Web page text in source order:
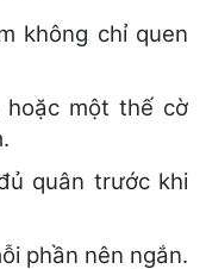
không chỉ quen
hoặc một thế cờ
quân trước khi
phần nên ngắn.